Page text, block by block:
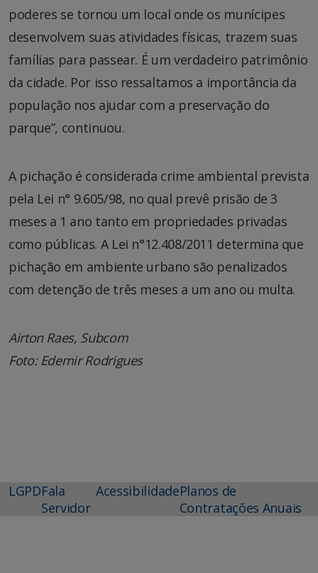
poderes se tornou um local onde os munícipes
desenvolvem suas atividades físicas, trazem suas
famílias para passear. É um verdadeiro patrimônio
da cidade. Por isso ressaltamos a importância da
população nos ajudar com a preservação do
parque”, continuou.
A pichação é considerada crime ambiental prevista
pela Lei n° 9.605/98, no qual prevê prisão de 3
meses a 1 ano tanto em propriedades privadas
como públicas. A Lei n°12.408/2011 determina que
pichação em ambiente urbano são penalizados
com detenção de três meses a um ano ou multa.
Airton Raes, Subcom
Foto: Edemir Rodrigues
LGPDFala
Servidor
AcessibilidadePlanos de
Contratações Anuais